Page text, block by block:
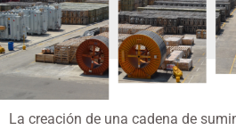
La creación de una cadena de